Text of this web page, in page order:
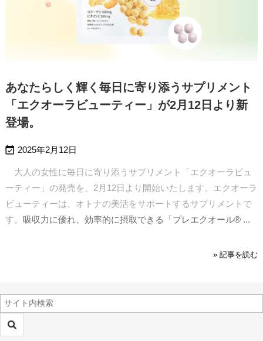
あなたらしく輝く毎日に寄り添うサプリメント
「エクオーラビューティー」が2月12日より新
登場。
 2025年2月12日
大人の女性に毎日に寄り添うサプリメント「エクオーラビュ
ーティー」の発売を、2月12日より開始いたします。エクオーラ
ビューティーは、オトナの美活をサポートするサプリメントで
す。 吸収力に優れ、効率的に摂取できる「プレエクオール® ...
» 記事を読む